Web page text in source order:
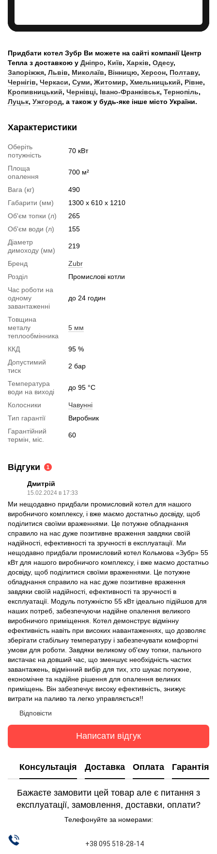
Придбати котел Зубр Ви можете на сайті компанії Центр
Тепла з доставкою у Дніпро, Київ, Харків, Одесу,
Запоріжжя, Львів, Миколаїв, Вінницю, Херсон, Полтаву,
Чернігів, Черкаси, Суми, Житомир, Хмельницький, Рівне,
Кропивницький, Чернівці, Івано-Франківськ, Тернопіль,
Луцьк, Ужгород, а також у будь-яке інше місто України.
Характеристики
Оберіть
потужність
70 кВт
Площа
опалення
700 м²
Вага (кг)
490
Габарити (мм)
1300 х 610 х 1210
Об'єм топки (л)
265
Об'єм води (л)
155
Діаметр
димоходу (мм)
219
Бренд
Zubr
Розділ
Промислові котли
Час роботи на
одному
завантаженні
до 24 годин
Товщина
металу
теплообмінника
5 мм
ККД
95 %
Допустимий
тиск
2 бар
Температура
води на виході
до 95 °C
Колосники
Чавунні
Тип гарантії
Виробник
Гарантійний
термін, міс.
60
Відгуки 1
Дмитрій
15.02.2024 в 17:33
Ми нещодавно придбали промисловий котел для нашого
виробничого комплексу, і вже маємо достатньо досвіду, щоб
поділитися своїми враженнями. Це потужне обладнання
справило на нас дуже позитивне враження завдяки своїй
надійності, ефективності та зручності в експлуатації. Ми
нещодавно придбали промисловий котел Кольмова «Зубр» 55
кВт для нашого виробничого комплексу, і вже маємо достатньо
досвіду, щоб поділитися своїми враженнями. Це потужне
обладнання справило на нас дуже позитивне враження
завдяки своїй надійності, ефективності та зручності в
експлуатації. Модуль потужністю 55 кВт ідеально підійшов для
наших потреб, забезпечуючи надійне опалення великого
виробничого приміщення. Котел демонструє відмінну
ефективність навіть при високих навантаженнях, що дозволяє
зберігати стабільну температуру і забезпечувати комфортні
умови для роботи. Завдяки великому об'єму топки, пального
вистачає на довший час, що зменшує необхідність частих
завантажень, відмінний вибір для тих, хто шукає потужне,
економічне та надійне рішення для опалення великих
приміщень. Він забезпечує високу ефективність, знижує
витрати на паливо та легко управляється!!
Відповісти
Написати відгук
Консультація Доставка Оплата Гарантія
Бажаєте замовити цей товар але є питання з
експлуатації, замовлення, доставки, оплати?
Телефонуйте за номерами:
+38 095 518-28-14